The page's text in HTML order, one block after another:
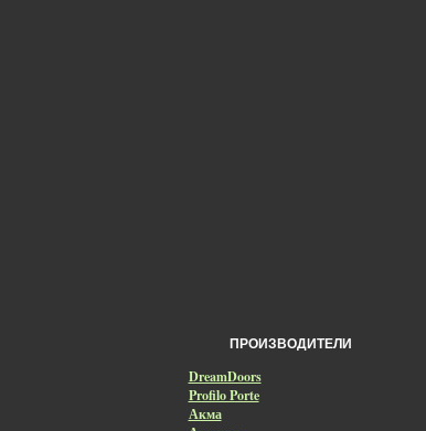
ПРОИЗВОДИТЕЛИ
DreamDoors
Profilo Porte
Акма